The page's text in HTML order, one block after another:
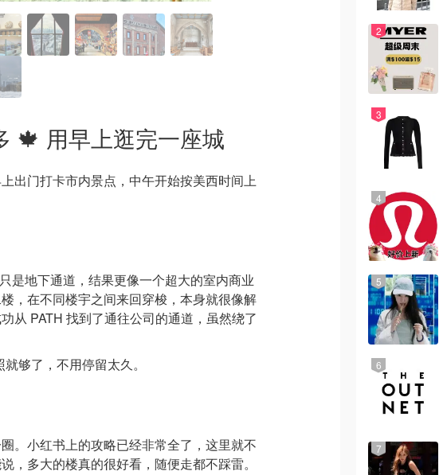
🍁 用早上逛完一座城
出门打卡市内景点，中午开始按美西时间上
是地下通道，结果更像一个超大的室内商业
，在不同楼宇之间来回穿梭，本身就很像解
从 PATH 找到了通往公司的通道，虽然绕了
够了，不用停留太久。
。小红书上的攻略已经非常全了，这里就不
，多大的楼真的很好看，随便走都不踩雷。